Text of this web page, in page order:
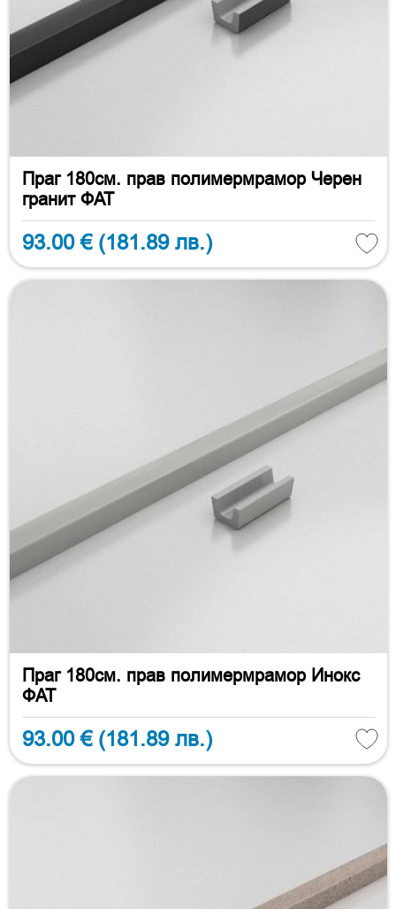
Праг 180см. прав полимермрамор Черен
гранит ФАТ
93.00 € (181.89 лв.)
Праг 180см. прав полимермрамор Инокс
ФАТ
93.00 € (181.89 лв.)